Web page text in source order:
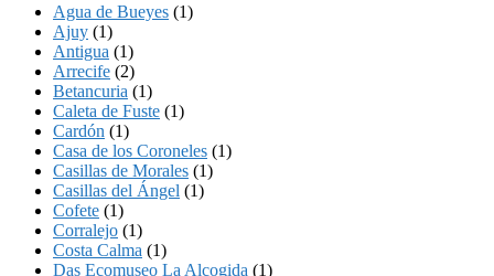
Agua de Bueyes (1)
Ajuy (1)
Antigua (1)
Arrecife (2)
Betancuria (1)
Caleta de Fuste (1)
Cardón (1)
Casa de los Coroneles (1)
Casillas de Morales (1)
Casillas del Ángel (1)
Cofete (1)
Corralejo (1)
Costa Calma (1)
Das Ecomuseo La Alcogida (1)